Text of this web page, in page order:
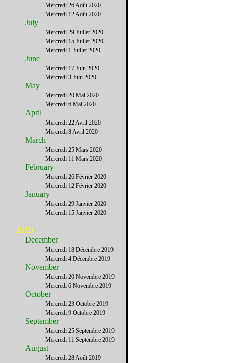
Mercredi 26 Août 2020
Mercredi 12 Août 2020
July
Mercredi 29 Juillet 2020
Mercredi 15 Juillet 2020
Mercredi 1 Juillet 2020
June
Mercredi 17 Juin 2020
Mercredi 3 Juin 2020
May
Mercredi 20 Mai 2020
Mercredi 6 Mai 2020
April
Mercredi 22 Avril 2020
Mercredi 8 Avril 2020
March
Mercredi 25 Mars 2020
Mercredi 11 Mars 2020
February
Mercredi 26 Février 2020
Mercredi 12 Février 2020
January
Mercredi 29 Janvier 2020
Mercredi 15 Janvier 2020
2019
December
Mercredi 18 Décembre 2019
Mercredi 4 Décembre 2019
November
Mercredi 20 Novembre 2019
Mercredi 6 Novembre 2019
October
Mercredi 23 Octobre 2019
Mercredi 9 Octobre 2019
September
Mercredi 25 Septembre 2019
Mercredi 11 Septembre 2019
August
Mercredi 28 Août 2019